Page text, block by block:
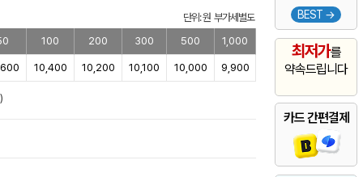
BEST →
최저가를
약속드립니다
카드 간편결제
단위: 원 부가세별도
100 200 300 500 1,000
10,400 10,200 10,100 10,000 9,900